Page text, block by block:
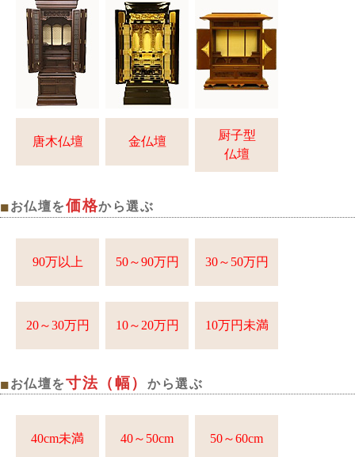
唐木仏壇 金仏壇
厨子型
仏壇
■お仏壇を価格から選ぶ
90万以上 50～90万円 30～50万円
20～30万円 10～20万円 10万円未満
■お仏壇を寸法（幅）から選ぶ
40cm未満 40～50cm 50～60cm